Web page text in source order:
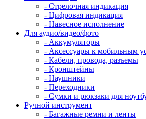
- Стрелочная индикация
- Цифровая индикация
- Навесное исполнение
Для аудио/видео/фото
- Аккумуляторы
- Аксессуары к мобильным
- Кабели, провода, разъемы
- Кронштейны
- Наушники
- Переходники
- Сумки и рюкзаки для
Ручной инструмент
- Багажные ремни и ленты